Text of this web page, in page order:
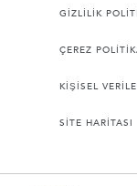
GİZLİLİK
ÇEREZ
KİŞİSEL
SİTE HARİTASI